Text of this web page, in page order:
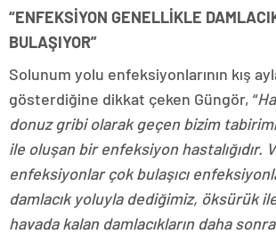
“ENFEKSİYON GENELLİKLE
BULAŞIYOR”
Solunum yolu enfeksiyonlarının kış
gösterdiğine dikkat çeken Güngör, “
donuz gribi olarak geçen bizim
ile oluşan bir enfeksiyon hastalığıdır.
enfeksiyonlar çok bulaşıcı
damlacık yoluyla dediğimiz, öksürük
havada kalan damlacıkların daha